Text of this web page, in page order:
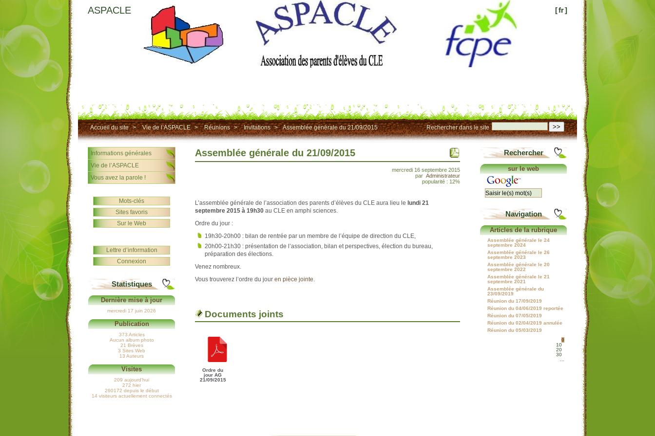
[fr]
ASPACLE
>>
Rechercher dans le site
Accueil du site > Vie de l’ASPACLE > Réunions > Invitations > Assemblée générale du 21/09/2015
Assemblée générale du 21/09/2015
mercredi 16 septembre 2015
par Administrateur
popularité : 12%
L’assemblée générale de l’association des parents d’élèves du CLE aura lieu le lundi 21
septembre 2015 à 19h30 au CLE en amphi sciences.
Ordre du jour :
19h30-20h00 : bilan de rentrée par un membre de l’équipe de direction du CLE,
20h00-21h30 : présentation de l’association, bilan et perspectives, élection du bureau,
préparation des élections.
Venez nombreux.
Vous trouverez l’ordre du jour en pièce jointe.
Documents joints
Ordre du
jour AG
21/09/2015
Informations générales
Vie de l’ASPACLE
Vous avez la parole !
Mots-clés
Sites favoris
Sur le Web
Lettre d’information
Connexion
Statistiques
Dernière mise à jour
mercredi 17 juin 2026
Publication
373 Articles
Aucun album photo
21 Brèves
3 Sites Web
13 Auteurs
Visites
209 aujourd’hui
272 hier
260172 depuis le début
14 visiteurs actuellement connectés
Rechercher
sur le web
Navigation
Articles de la rubrique
Assemblée générale le 24
septembre 2024
Assemblée générale le 26
septembre 2023
Assemblée générale le 20
septembre 2022
Assemblée générale le 21
septembre 2021
Assemblée générale du
23/09/2019
Réunion du 17/09/2019
Réunion du 04/06/2019 reportée
Réunion du 07/05/2019
Réunion du 02/04/2019 annulée
Réunion du 05/03/2019
0
10
20
30